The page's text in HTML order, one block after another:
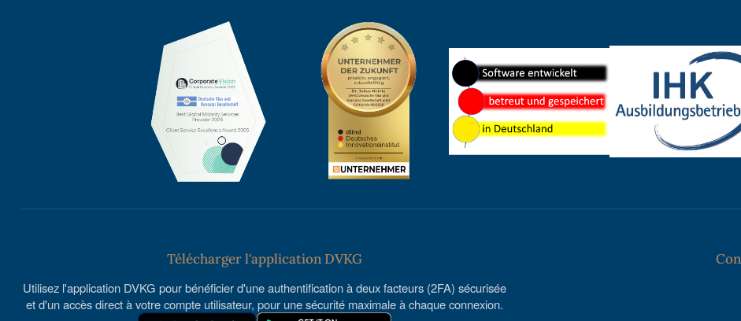
Télécharger l'application DVKG
Utilisez l'application DVKG pour bénéficier d'une authentification à deux facteurs (2FA) sécurisée
et d'un accès direct à votre compte utilisateur, pour une sécurité maximale à chaque connexion.